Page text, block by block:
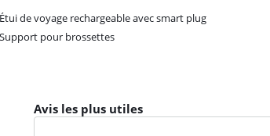
Étui de voyage rechargeable avec smart plug
Support pour brossettes
Avis les plus utiles